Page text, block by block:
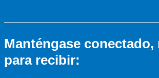
Manténgase conectado,
para recibir: